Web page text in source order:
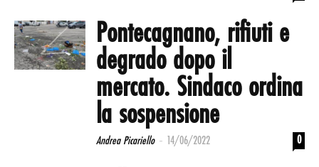
Pontecagnano, rifiuti e
degrado dopo il
mercato. Sindaco ordina
la sospensione
Andrea Picariello - 14/06/2022 0